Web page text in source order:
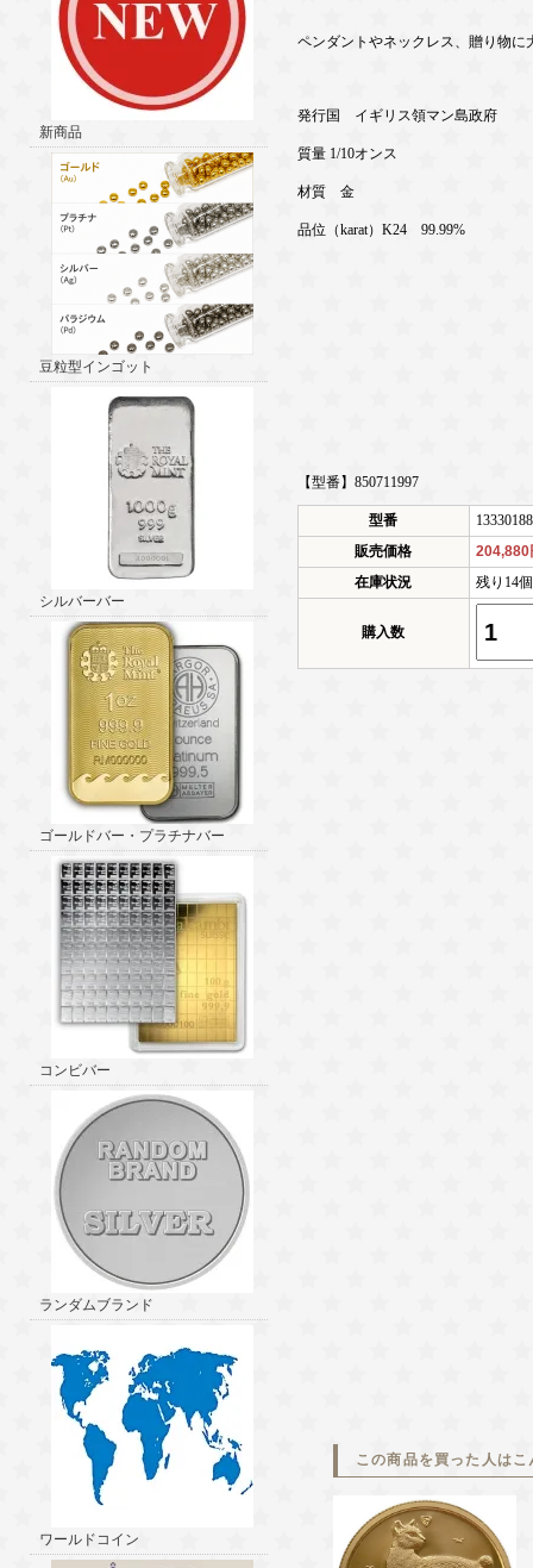
新商品
豆粒型インゴット
シルバーバー
ゴールドバー・プラチナバー
コンビバー
ランダムブランド
ワールドコイン
ペンダントやネックレス、贈り物
発行国 イギリス領マン島政府
質量 1/10オンス
材質 金
品位（karat）K24 99.99%
【型番】850711997
型番
販売価格
204,880
在庫状況
残り14
購入数
この商品を買った人は